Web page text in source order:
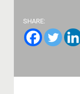
SHARE: